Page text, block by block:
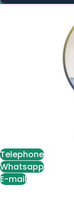
Telephone
Whatsapp
E-mail